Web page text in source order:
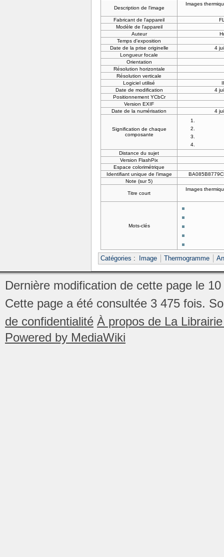
Description de l'image
Images
Fabricant de l'appareil
Modèle de l'appareil
Auteur
Temps d'exposition
Date de la prise originelle
4
Longueur focale
Orientation
Résolution horizontale
Résolution verticale
Logiciel utilisé
Date de modification
4
Positionnement YCbCr
Version EXIF
Date de la numérisation
4
Signification de chaque
composante
Distance du sujet
Version FlashPix
Espace colorimétrique
Identifiant unique de l'image
Note (sur 5)
Titre court
Images
Mots-clés
Catégories : Image Thermogramme
Dernière modification de cette page le
Cette page a été consultée 3 475 fois.
de confidentialité À propos de La
Powered by MediaWiki